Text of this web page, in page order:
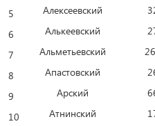
5
Алексеевский
6
Алькеевский
7
Альметьевский
8
Апастовский
9
Арский
10
Атнинский